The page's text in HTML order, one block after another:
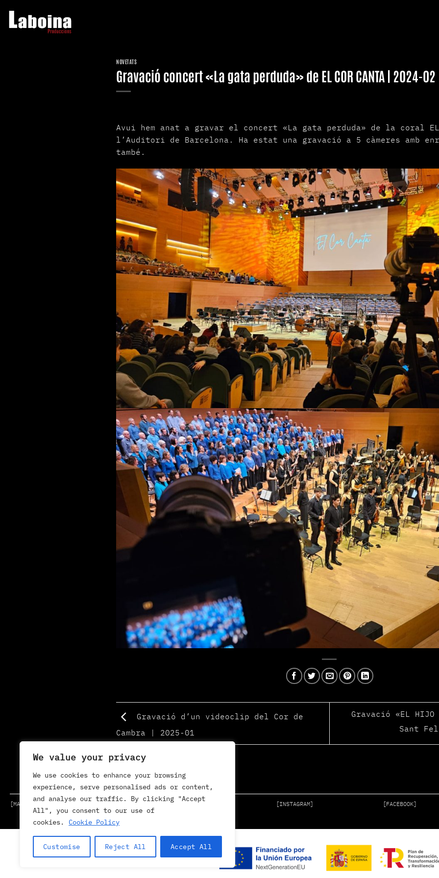
We value your privacy
We use cookies to enhance your browsing
experience, serve personalised ads or content,
and analyse our traffic. By clicking "Accept
All", you consent to our use of
cookies.
Cookie Policy
Customise Reject All Accept All
content
NOVETATS
Gravació concert «La gata perduda» de EL COR CANTA | 2024-02
Avui hem anat a gravar el concert «La gata perduda» de la coral EL
l’Auditori de Barcelona. Ha estat una gravació a 5 càmeres amb
també.
Gravació d’un videoclip del Cor de
Cambra | 2025-01
Gravació «EL HIJO
Sant
[MAIL] [VIMEO] [INSTAGRAM] [FACEBOOK]
BCN